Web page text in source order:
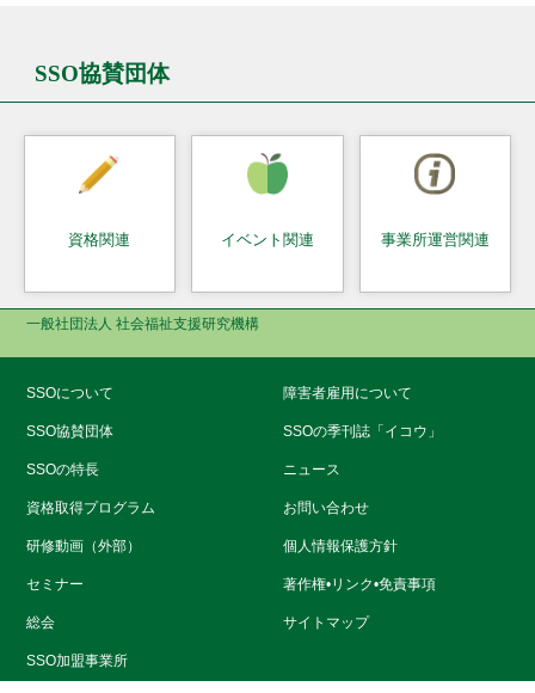
SSO協賛団体
資格関連 イベント関連 事業所運営関連
一般社団法人 社会福祉支援研究機構
SSOについて
SSO協賛団体
SSOの特長
資格取得プログラム
研修動画（外部）
セミナー
総会
SSO加盟事業所
障害者雇用について
SSOの季刊誌「イコウ」
ニュース
お問い合わせ
個人情報保護方針
著作権•リンク•免責事項
サイトマップ